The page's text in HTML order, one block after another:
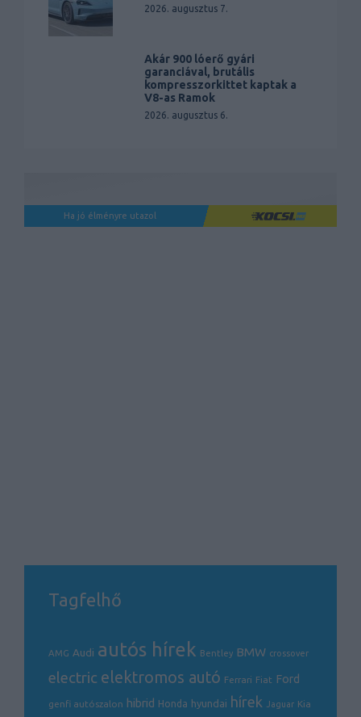
2026. augusztus 7.
Akár 900 lóerő gyári
garanciával, brutális
kompresszorkittet kaptak a
V8-as Ramok
2026. augusztus 6.
Ha jó élményre utazol
Tagfelhő
AMG Audi autós hírek Bentley BMW crossover
electric elektromos autó Ferrari Fiat Ford
genfi autószalon hibrid Honda hyundai hírek Jaguar Kia